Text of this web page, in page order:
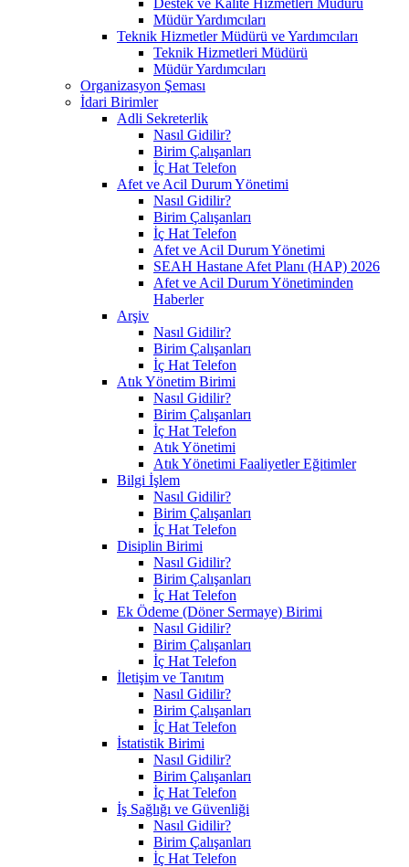
Müdür Yardımcıları
Teknik Hizmetler Müdürü ve Yardımcıları
Teknik Hizmetleri Müdürü
Müdür Yardımcıları
Organizasyon Şeması
İdari Birimler
Adli Sekreterlik
Nasıl Gidilir?
Birim Çalışanları
İç Hat Telefon
Afet ve Acil Durum Yönetimi
Nasıl Gidilir?
Birim Çalışanları
İç Hat Telefon
Afet ve Acil Durum Yönetimi
SEAH Hastane Afet Planı (HAP) 2026
Afet ve Acil Durum Yönetiminden
Haberler
Arşiv
Nasıl Gidilir?
Birim Çalışanları
İç Hat Telefon
Atık Yönetim Birimi
Nasıl Gidilir?
Birim Çalışanları
İç Hat Telefon
Atık Yönetimi
Atık Yönetimi Faaliyetler Eğitimler
Bilgi İşlem
Nasıl Gidilir?
Birim Çalışanları
İç Hat Telefon
Disiplin Birimi
Nasıl Gidilir?
Birim Çalışanları
İç Hat Telefon
Ek Ödeme (Döner Sermaye) Birimi
Nasıl Gidilir?
Birim Çalışanları
İç Hat Telefon
İletişim ve Tanıtım
Nasıl Gidilir?
Birim Çalışanları
İç Hat Telefon
İstatistik Birimi
Nasıl Gidilir?
Birim Çalışanları
İç Hat Telefon
İş Sağlığı ve Güvenliği
Nasıl Gidilir?
Birim Çalışanları
İç Hat Telefon